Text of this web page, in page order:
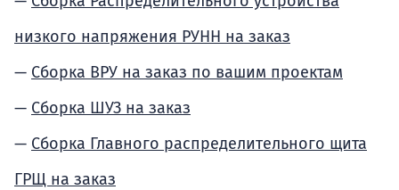
низкого напряжения РУНН на заказ
Сборка ВРУ на заказ по вашим проектам
Сборка ШУЗ на заказ
Сборка Главного распределительного щита
ГРЩ на заказ